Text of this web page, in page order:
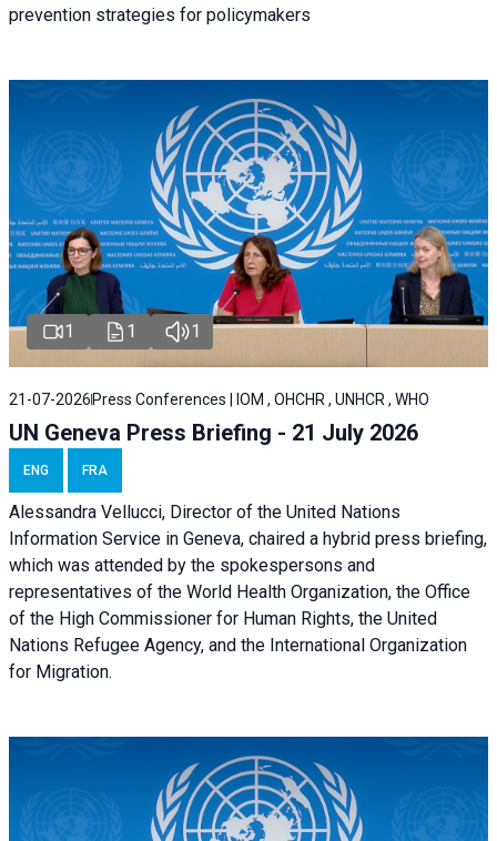
prevention strategies for policymakers
1 1 1
21-07-2026 Press Conferences | IOM , OHCHR , UNHCR , WHO
UN Geneva Press Briefing - 21 July 2026
ENG FRA
Alessandra Vellucci, Director of the United Nations
Information Service in Geneva, chaired a hybrid press briefing,
which was attended by the spokespersons and
representatives of the World Health Organization, the Office
of the High Commissioner for Human Rights, the United
Nations Refugee Agency, and the International Organization
for Migration.